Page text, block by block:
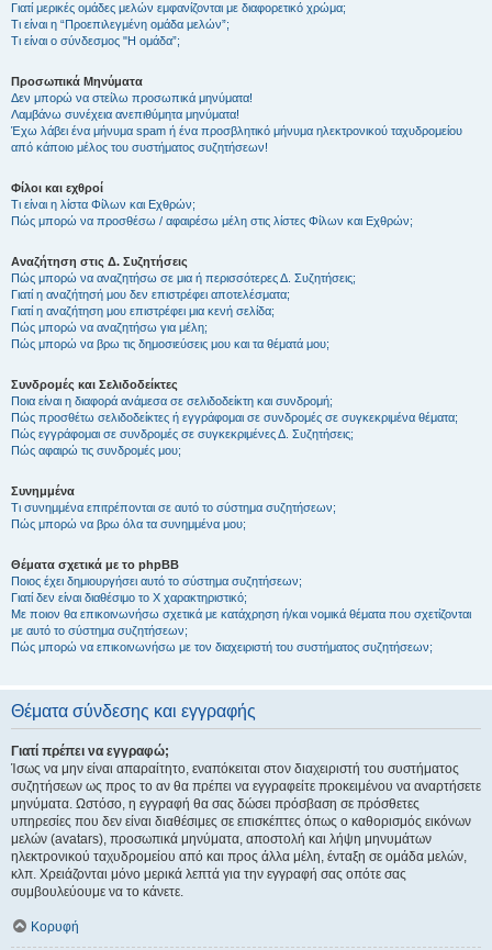
Γιατί μερικές ομάδες μελών εμφανίζονται με διαφορετικό χρώμα;
Τι είναι η “Προεπιλεγμένη ομάδα μελών”;
Τι είναι ο σύνδεσμος "Η ομάδα”;
Προσωπικά Μηνύματα
Δεν μπορώ να στείλω προσωπικά μηνύματα!
Λαμβάνω συνέχεια ανεπιθύμητα μηνύματα!
Έχω λάβει ένα μήνυμα spam ή ένα προσβλητικό μήνυμα ηλεκτρονικού ταχυδρομείου
από κάποιο μέλος του συστήματος συζητήσεων!
Φίλοι και εχθροί
Τι είναι η λίστα Φίλων και Εχθρών;
Πώς μπορώ να προσθέσω / αφαιρέσω μέλη στις λίστες Φίλων και Εχθρών;
Αναζήτηση στις Δ. Συζητήσεις
Πώς μπορώ να αναζητήσω σε μια ή περισσότερες Δ. Συζητήσεις;
Γιατί η αναζήτησή μου δεν επιστρέφει αποτελέσματα;
Γιατί η αναζήτηση μου επιστρέφει μια κενή σελίδα;
Πώς μπορώ να αναζητήσω για μέλη;
Πώς μπορώ να βρω τις δημοσιεύσεις μου και τα θέματά μου;
Συνδρομές και Σελιδοδείκτες
Ποια είναι η διαφορά ανάμεσα σε σελιδοδείκτη και συνδρομή;
Πώς προσθέτω σελιδοδείκτες ή εγγράφομαι σε συνδρομές σε συγκεκριμένα θέματα;
Πώς εγγράφομαι σε συνδρομές σε συγκεκριμένες Δ. Συζητήσεις;
Πώς αφαιρώ τις συνδρομές μου;
Συνημμένα
Τι συνημμένα επιτρέπονται σε αυτό το σύστημα συζητήσεων;
Πώς μπορώ να βρω όλα τα συνημμένα μου;
Θέματα σχετικά με το phpBB
Ποιος έχει δημιουργήσει αυτό το σύστημα συζητήσεων;
Γιατί δεν είναι διαθέσιμο το Χ χαρακτηριστικό;
Με ποιον θα επικοινωνήσω σχετικά με κατάχρηση ή/και νομικά θέματα που σχετίζονται
με αυτό το σύστημα συζητήσεων;
Πώς μπορώ να επικοινωνήσω με τον διαχειριστή του συστήματος συζητήσεων;
Θέματα σύνδεσης και εγγραφής
Γιατί πρέπει να εγγραφώ;
Ίσως να μην είναι απαραίτητο, εναπόκειται στον διαχειριστή του συστήματος
συζητήσεων ως προς το αν θα πρέπει να εγγραφείτε προκειμένου να αναρτήσετε
μηνύματα. Ωστόσο, η εγγραφή θα σας δώσει πρόσβαση σε πρόσθετες
υπηρεσίες που δεν είναι διαθέσιμες σε επισκέπτες όπως ο καθορισμός εικόνων
μελών (avatars), προσωπικά μηνύματα, αποστολή και λήψη μηνυμάτων
ηλεκτρονικού ταχυδρομείου από και προς άλλα μέλη, ένταξη σε ομάδα μελών,
κλπ. Χρειάζονται μόνο μερικά λεπτά για την εγγραφή σας οπότε σας
συμβουλεύουμε να το κάνετε.
Κορυφή